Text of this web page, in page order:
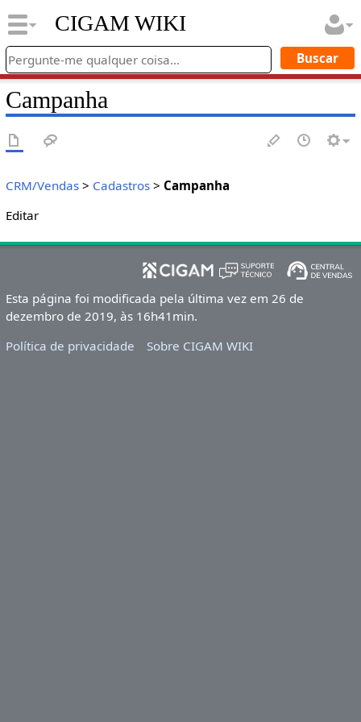
CIGAM WIKI
Campanha
CRM/Vendas> Cadastros> Campanha
Editar
Esta página foi modificada pela última vez em 26 de
dezembro de 2019, às 16h41min.
Política de privacidade
Sobre CIGAM WIKI